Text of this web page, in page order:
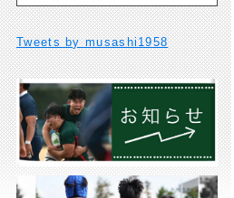
Tweets by musashi1958